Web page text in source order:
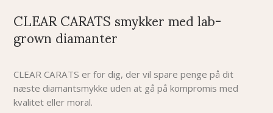
CLEAR CARATS smykker med lab-
grown diamanter
CLEAR CARATS er for dig, der vil spare penge på dit
næste diamantsmykke uden at gå på kompromis med
kvalitet eller moral.